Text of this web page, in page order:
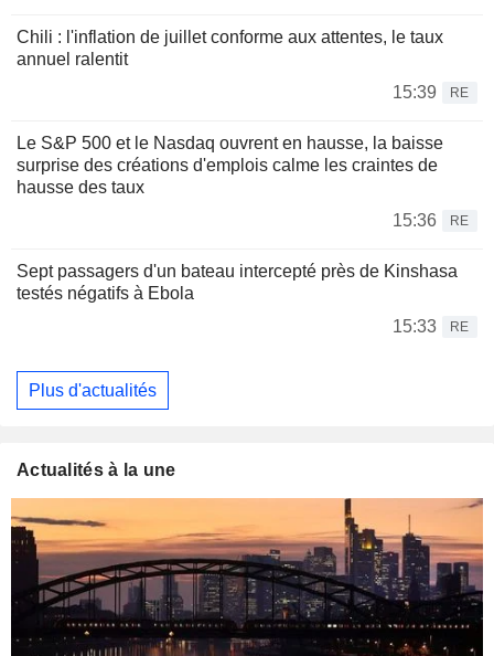
Chili : l'inflation de juillet conforme aux attentes, le taux
annuel ralentit
15:39
RE
Le S&P 500 et le Nasdaq ouvrent en hausse, la baisse
surprise des créations d'emplois calme les craintes de
hausse des taux
15:36
RE
Sept passagers d'un bateau intercepté près de Kinshasa
testés négatifs à Ebola
15:33
RE
Plus d'actualités
Actualités à la une